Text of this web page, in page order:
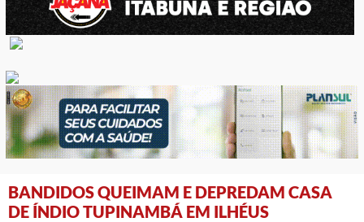
BANDIDOS QUEIMAM E DEPREDAM CASA
DE ÍNDIO TUPINAMBÁ EM ILHÉUS